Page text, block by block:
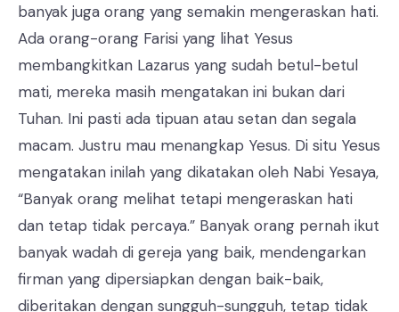
banyak juga orang yang semakin mengeraskan hati.
Ada orang-orang Farisi yang lihat Yesus
membangkitkan Lazarus yang sudah betul-betul
mati, mereka masih mengatakan ini bukan dari
Tuhan. Ini pasti ada tipuan atau setan dan segala
macam. Justru mau menangkap Yesus. Di situ Yesus
mengatakan inilah yang dikatakan oleh Nabi Yesaya,
“Banyak orang melihat tetapi mengeraskan hati
dan tetap tidak percaya.” Banyak orang pernah ikut
banyak wadah di gereja yang baik, mendengarkan
firman yang dipersiapkan dengan baik-baik,
diberitakan dengan sungguh-sungguh, tetap tidak